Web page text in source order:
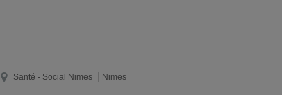
Santé - Social Nimes Nimes